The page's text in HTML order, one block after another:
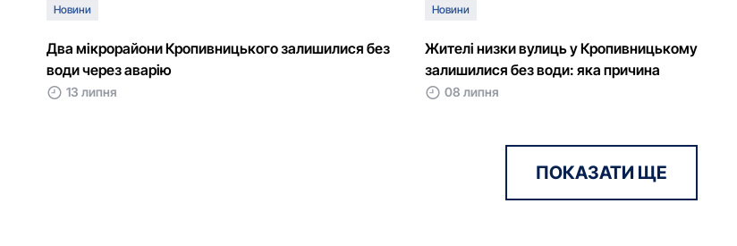
Новини
Два мікрорайони Кропивницького залишилися без
води через аварію
13 липня
Новини
Жителі низки вулиць у Кропивницькому
залишилися без води: яка причина
08 липня
ПОКАЗАТИ ЩЕ